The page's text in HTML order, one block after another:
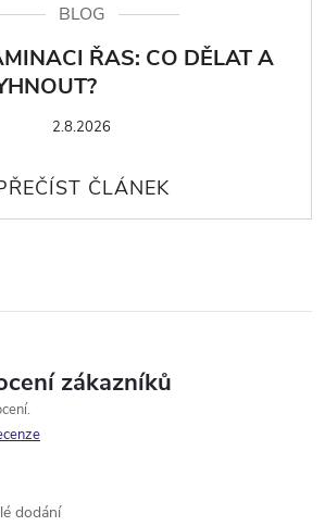
BLOG
ŘAS: CO DĚLAT A
2.8.2026
zákazníků
dodání